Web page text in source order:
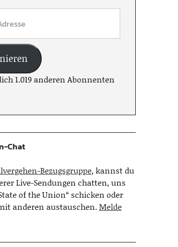
1.019 anderen Abonnenten
Chat
Bezugsgruppe, kannst du
Live-Sendungen chatten, uns
of the Union“ schicken oder
anderen austauschen.Melde